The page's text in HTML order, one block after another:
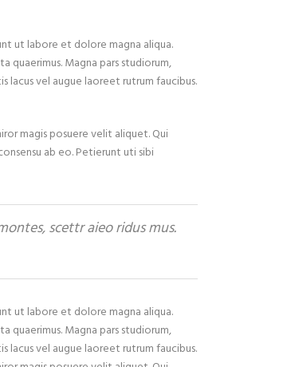
ut labore et dolore magna aliqua.
quaerimus. Magna pars studiorum,
lacus vel augue laoreet rutrum faucibus.
magis posuere velit aliquet. Qui
ab eo. Petierunt uti sibi
scettr aieo ridus mus.
ut labore et dolore magna aliqua.
quaerimus. Magna pars studiorum,
lacus vel augue laoreet rutrum faucibus.